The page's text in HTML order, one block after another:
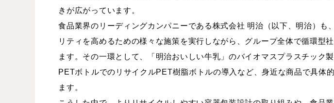
きが広がっています。
食品業界のリーディングカンパニーである株式会社 明治（以下、明治）も
リティを高めるための様々な施策を実行しながら、グループ全体で循環型
ます。その一環として、「明治おいしい牛乳」のバイオマスプラスチック
PETボトルでのリサイクルPET樹脂ボトルの導入など、身近な商品で具体
ます。